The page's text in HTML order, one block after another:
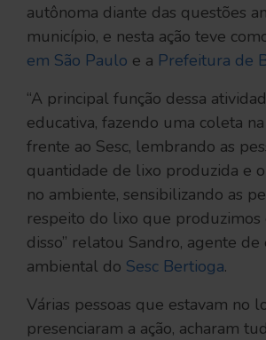
autônoma diante das questões
município, e nesta ação teve
em São Paulo e a Prefeitura de
“A principal função dessa
educativa, fazendo uma coleta
frente ao Sesc, lembrando as
quantidade de lixo produzida e
no ambiente, sensibilizando as
respeito do lixo que produzimos
disso” relatou Sandro, agente de
ambiental do Sesc Bertioga.
Várias pessoas que estavam no
presenciaram a ação, acharam